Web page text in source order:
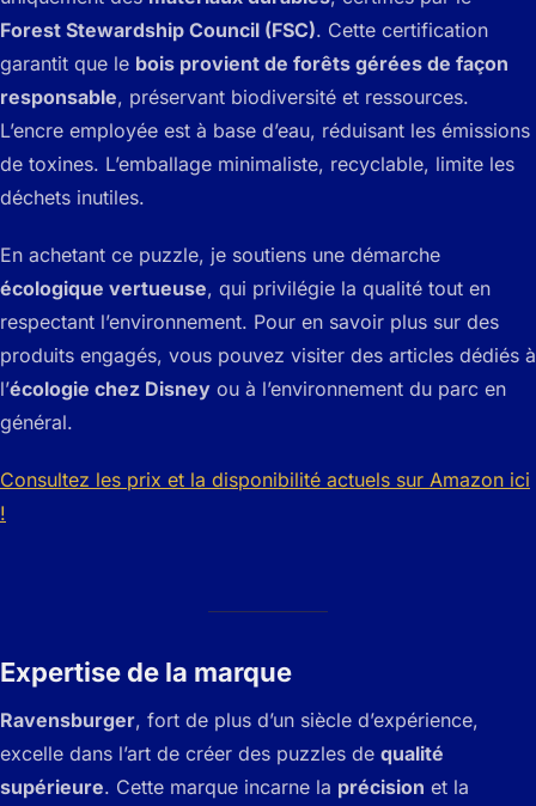
Forest Stewardship Council (FSC). Cette certification
garantit que le bois provient de forêts gérées de façon
responsable, préservant biodiversité et ressources.
L’encre employée est à base d’eau, réduisant les émissions
de toxines. L’emballage minimaliste, recyclable, limite les
déchets inutiles.
En achetant ce puzzle, je soutiens une démarche
écologique vertueuse, qui privilégie la qualité tout en
respectant l’environnement. Pour en savoir plus sur des
produits engagés, vous pouvez visiter des articles dédiés à
l’écologie chez Disney ou à l’environnement du parc en
général.
Consultez les prix et la disponibilité actuels sur Amazon ici
!
Expertise de la marque
Ravensburger, fort de plus d’un siècle d’expérience,
excelle dans l’art de créer des puzzles de qualité
supérieure. Cette marque incarne la précision et la